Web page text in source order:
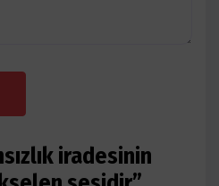
iradesinin